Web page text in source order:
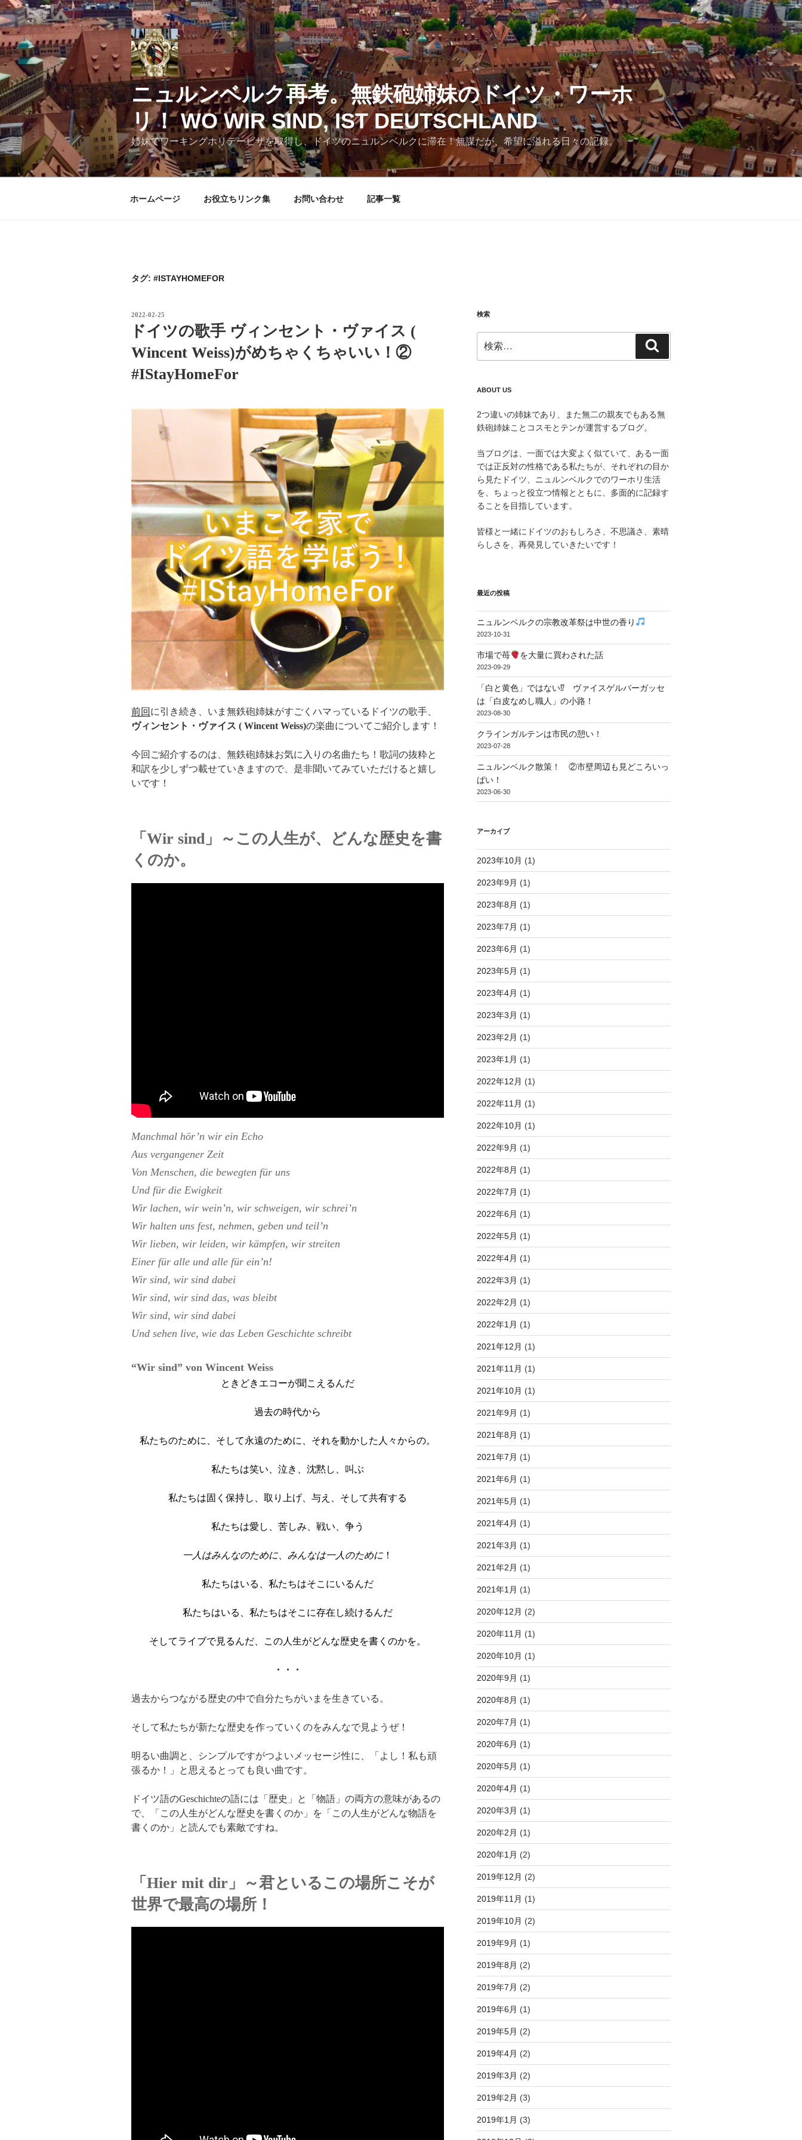
コ
ン
テ
ン
ツ
へ
ス
キ
ッ
プ
ニュルンベルク再考。無鉄砲姉妹のドイツ・ワーホ
リ！ WO WIR SIND, IST DEUTSCHLAND
姉妹でワーキングホリデービザを取得し、ドイツのニュルンベルクに滞在！無謀だが、希望に溢れる日々の記録。
ホームページ お役立ちリンク集 お問い合わせ 記事一覧
タグ: #ISTAYHOMEFOR
投
稿
日:
2022-02-25
ドイツの歌手 ヴィンセント・ヴァイス (
Wincent Weiss)がめちゃくちゃいい！②
#IStayHomeFor
前回 に引き続き、いま無鉄砲姉妹がすごくハマっているドイツの歌手、
ヴィンセント・ヴァイス ( Wincent Weiss)の楽曲についてご紹介します！
今回ご紹介するのは、無鉄砲姉妹お気に入りの名曲たち！歌詞の抜粋と
和訳を少しずつ載せていきますので、是非聞いてみていただけると嬉し
いです！
「Wir sind」～この人生が、どんな歴史を書
くのか。
Manchmal hör’n wir ein Echo
Aus vergangener Zeit
Von Menschen, die bewegten für uns
Und für die Ewigkeit
Wir lachen, wir wein’n, wir schweigen, wir schrei’n
Wir halten uns fest, nehmen, geben und teil’n
Wir lieben, wir leiden, wir kämpfen, wir streiten
Einer für alle und alle für ein’n!
Wir sind, wir sind dabei
Wir sind, wir sind das, was bleibt
Wir sind, wir sind dabei
Und sehen live, wie das Leben Geschichte schreibt
“Wir sind” von Wincent Weiss
ときどきエコーが聞こえるんだ
過去の時代から
私たちのために、そして永遠のために、それを動かした人々からの。
私たちは笑い、泣き、沈黙し、叫ぶ
私たちは固く保持し、取り上げ、与え、そして共有する
私たちは愛し、苦しみ、戦い、争う
一人はみんなのために みんなは一人のために ！
私たちはいる、私たちはそこにいるんだ
私たちはいる、私たちはそこに存在し続けるんだ
そしてライブで見るんだ、この人生がどんな歴史を書くのかを。
・・・
過去からつながる歴史の中で自分たちがいまを生きている。
そして私たちが新たな歴史を作っていくのをみんなで見ようぜ！
明るい曲調と、シンプルですがつよいメッセージ性に、「よし！私も頑
張るか！」と思えるとっても良い曲です。
ドイツ語のGeschichteの語には「歴史」と「物語」の両方の意味があるの
で、「この人生がどんな歴史を書くのか」を「この人生がどんな物語を
書くのか」と読んでも素敵ですね。
「Hier mit dir」～君といるこの場所こそが
世界で最高の場所！
検索
索:
索
ABOUT US
2つ違いの姉妹であり、また無二の親友でもある無
鉄砲姉妹ことコスモとテンが運営するブログ。
当ブログは、一面では大変よく似ていて、ある一面
では正反対の性格である私たちが、それぞれの目か
ら見たドイツ、ニュルンベルクでのワーホリ生活
を、ちょっと役立つ情報とともに、多面的に記録す
ることを目指しています。
皆様と一緒にドイツのおもしろさ、不思議さ、素晴
らしさを、再発見していきたいです！
最近の投稿
ニュルンベルクの宗教改革祭は中世の香り
2023-10-31
市場で苺 を大量に買わされた話
2023-09-29
「白と黄色」ではない⁉ ヴァイスゲルバーガッセ
は「白皮なめし職人」の小路！
2023-08-30
クラインガルテンは市民の憩い！
2023-07-28
ニュルンベルク散策！ ②市壁周辺も見どころいっ
ぱい！
2023-06-30
アーカイブ
2023年10月 (1)
2023年9月 (1)
2023年8月 (1)
2023年7月 (1)
2023年6月 (1)
2023年5月 (1)
2023年4月 (1)
2023年3月 (1)
2023年2月 (1)
2023年1月 (1)
2022年12月 (1)
2022年11月 (1)
2022年10月 (1)
2022年9月 (1)
2022年8月 (1)
2022年7月 (1)
2022年6月 (1)
2022年5月 (1)
2022年4月 (1)
2022年3月 (1)
2022年2月 (1)
2022年1月 (1)
2021年12月 (1)
2021年11月 (1)
2021年10月 (1)
2021年9月 (1)
2021年8月 (1)
2021年7月 (1)
2021年6月 (1)
2021年5月 (1)
2021年4月 (1)
2021年3月 (1)
2021年2月 (1)
2021年1月 (1)
2020年12月 (2)
2020年11月 (1)
2020年10月 (1)
2020年9月 (1)
2020年8月 (1)
2020年7月 (1)
2020年6月 (1)
2020年5月 (1)
2020年4月 (1)
2020年3月 (1)
2020年2月 (1)
2020年1月 (2)
2019年12月 (2)
2019年11月 (1)
2019年10月 (2)
2019年9月 (1)
2019年8月 (2)
2019年7月 (2)
2019年6月 (1)
2019年5月 (2)
2019年4月 (2)
2019年3月 (2)
2019年2月 (3)
2019年1月 (3)